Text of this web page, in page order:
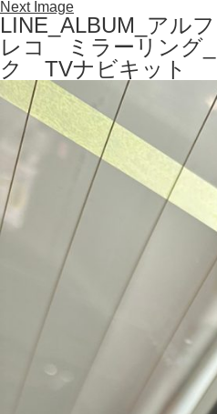
Next Image
LINE_ALBUM_アル
レコ ミラーリング_
ク TVナビキット